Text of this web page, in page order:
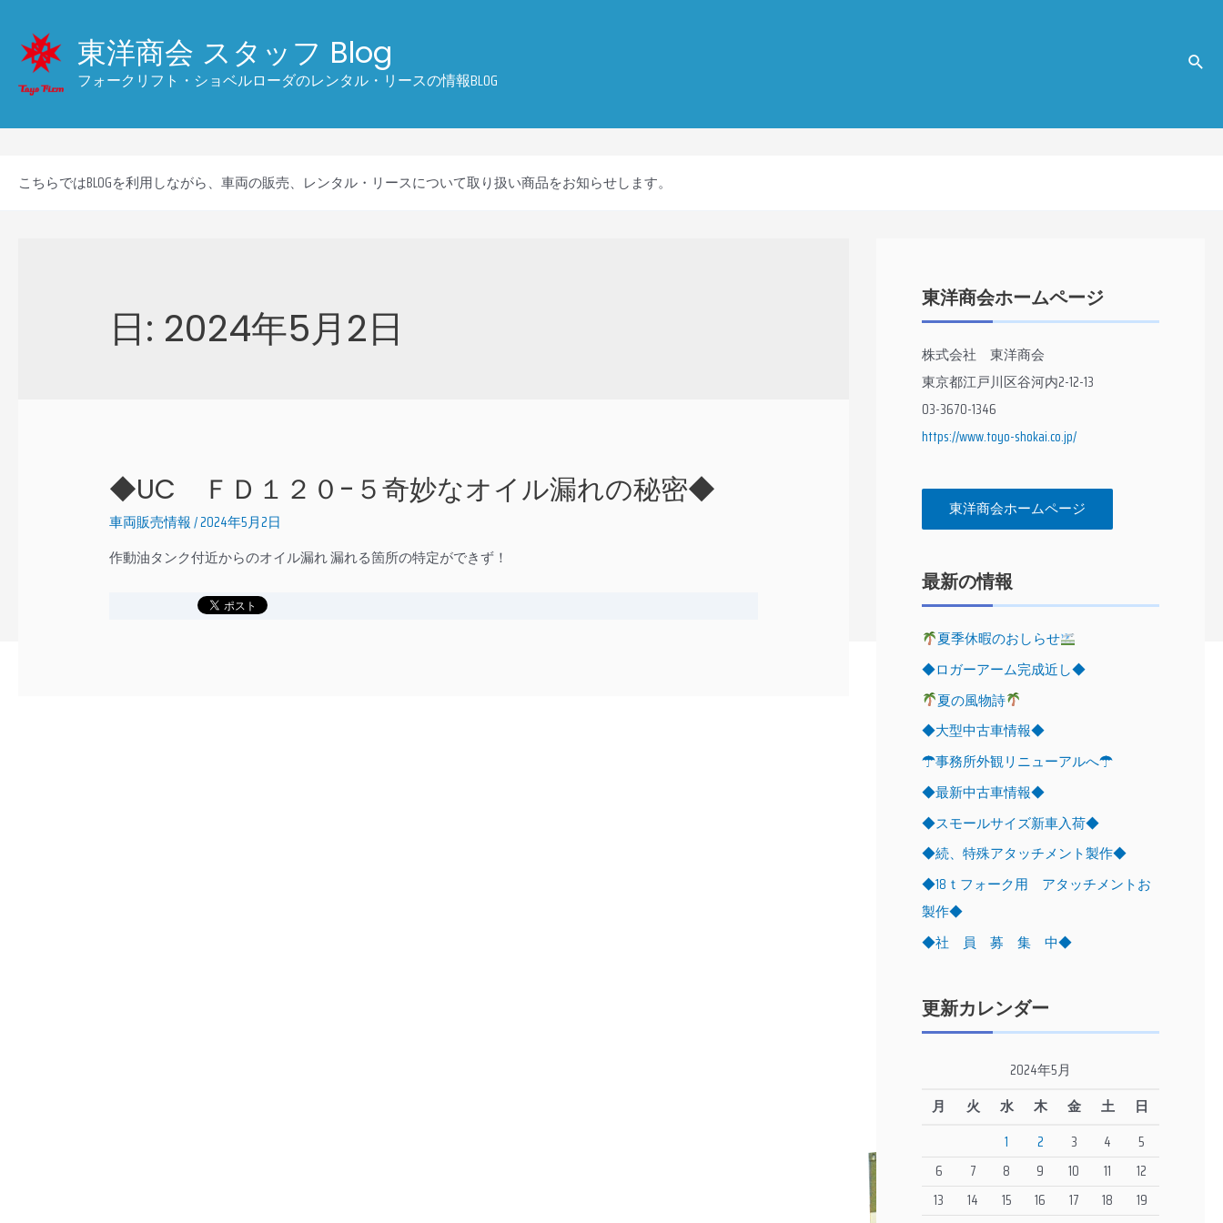
へ
東洋商会 スタッフ Blog
フォークリフト・ショベルローダのレンタル・リースの情報BLOG
検
こちらではBLOGを利用しながら、車両の販売、レンタル・リースについて取り扱い商品をお知らせします。
日: 2024年5月2日
◆UC ＦＤ１２０-５奇妙なオイル漏れの秘密◆
車両販売情報/2024年5月2日
作動油タンク付近からのオイル漏れ 漏れる箇所の特定ができず！
東洋商会ホームページ
株式会社 東洋商会
東京都江戸川区谷河内2-12-13
03-3670-1346
https://www.toyo-shokai.co.jp/
東洋商会ホームページ
最新の情報
夏季休暇のおしらせ
◆ロガーアーム完成近し◆
夏の風物詩
◆大型中古車情報◆
☂事務所外観リニューアルへ☂
◆最新中古車情報◆
◆スモールサイズ新車入荷◆
◆続、特殊アタッチメント製作◆
◆18ｔフォーク用 アタッチメントお
製作◆
◆社 員 募 集 中◆
更新カレンダー
2024年5月
月
火 水 木 金 土
日
1
2 3 4
5
6
7 8 9 10 11
12
13
14 15 16 17 18
19